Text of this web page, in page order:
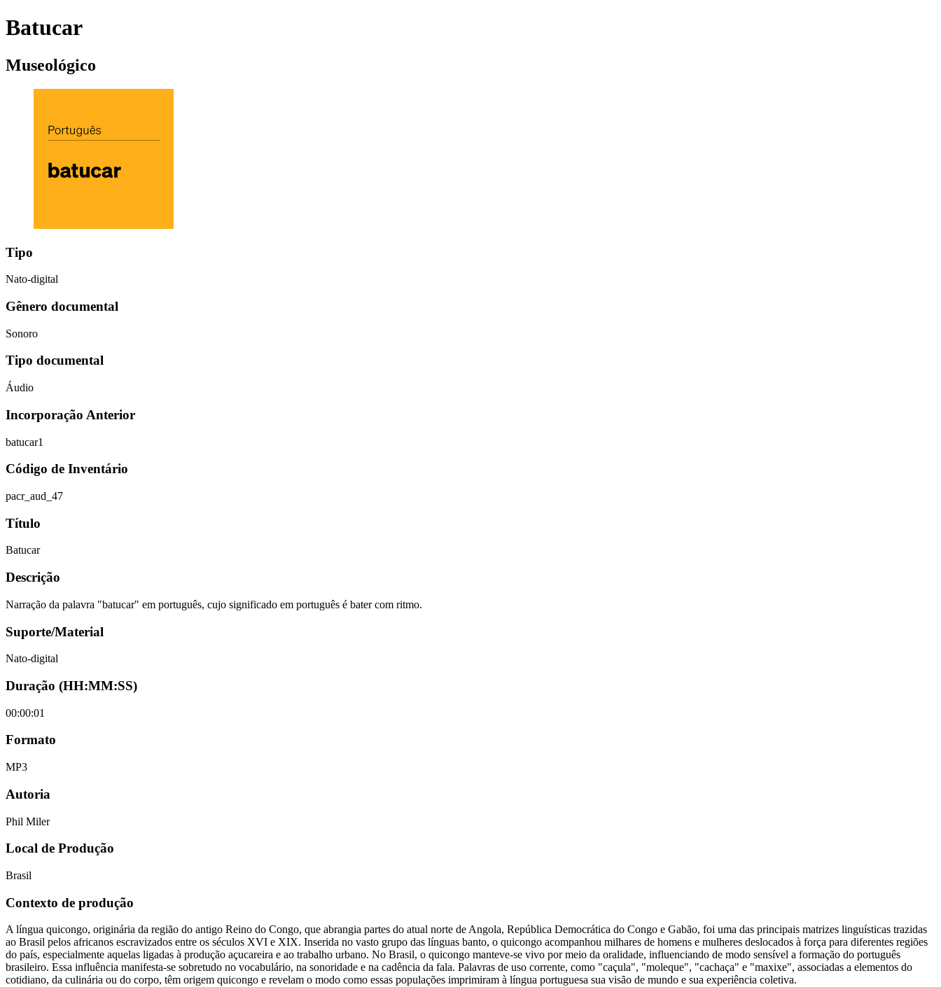
Batucar
Museológico
Tipo
Nato-digital
Gênero documental
Sonoro
Tipo documental
Áudio
Incorporação Anterior
batucar1
Código de Inventário
pacr_aud_47
Título
Batucar
Descrição
Narração da palavra "batucar" em português, cujo significado em português é bater com ritmo.
Suporte/Material
Nato-digital
Duração (HH:MM:SS)
00:00:01
Formato
MP3
Autoria
Phil Miler
Local de Produção
Brasil
Contexto de produção
A língua quicongo, originária da região do antigo Reino do Congo, que abrangia partes do atual norte de Angola, República Democrática do Congo e Gabão, foi uma das principais matrizes linguísticas trazidas
ao Brasil pelos africanos escravizados entre os séculos XVI e XIX. Inserida no vasto grupo das línguas banto, o quicongo acompanhou milhares de homens e mulheres deslocados à força para diferentes regiões
do país, especialmente aquelas ligadas à produção açucareira e ao trabalho urbano. No Brasil, o quicongo manteve-se vivo por meio da oralidade, influenciando de modo sensível a formação do português
brasileiro. Essa influência manifesta-se sobretudo no vocabulário, na sonoridade e na cadência da fala. Palavras de uso corrente, como "caçula", "moleque", "cachaça" e "maxixe", associadas a elementos do
cotidiano, da culinária ou do corpo, têm origem quicongo e revelam o modo como essas populações imprimiram à língua portuguesa sua visão de mundo e sua experiência coletiva.